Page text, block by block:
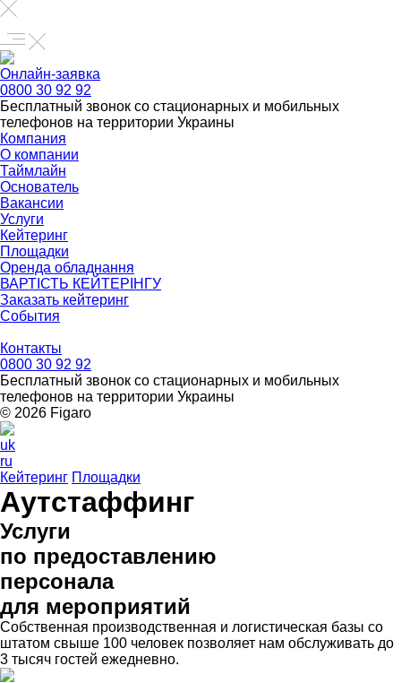
Онлайн-заявка
0800 30 92 92
Бесплатный звонок со стационарных и мобильных
телефонов на территории Украины
Компания
О компании
Таймлайн
Основатель
Вакансии
Услуги
Кейтеринг
Площадки
Оренда обладнання
ВАРТІСТЬ КЕЙТЕРІНГУ
Заказать кейтеринг
События
Контакты
0800 30 92 92
Бесплатный звонок со стационарных и мобильных
телефонов на территории Украины
© 2026 Figarо
uk
ru
Кейтеринг Площадки
Аутстаффинг
Услуги
по предоставлению
персонала
для мероприятий
Собственная производственная и логистическая базы со
штатом свыше 100 человек позволяет нам обслуживать до
3 тысяч гостей ежедневно.